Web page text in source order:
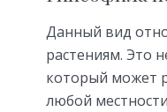
Данный вид
растениям. Это
который может
любой